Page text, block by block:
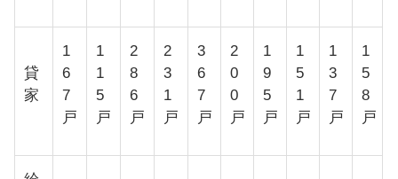
貸
家
1
6
7
戸
1
1
5
戸
2
8
6
戸
2
3
1
戸
3
6
7
戸
2
0
0
戸
1
9
5
戸
1
5
1
戸
1
3
7
戸
1
5
8
戸